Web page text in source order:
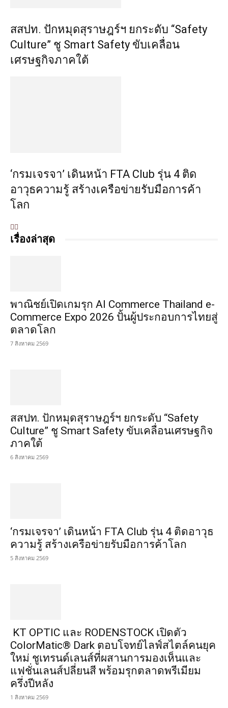
สสปท. ปักหมุดสุราษฎร์ฯ ยกระดับ “Safety
Culture” ชู Smart Safety ขับเคลื่อน
เศรษฐกิจภาคใต้
‘กรมเจรจา’ เดินหน้า FTA Club รุ่น 4 ติด
อาวุธความรู้ สร้างเครือข่ายรับมือการค้า
โลก
เรื่องล่าสุด
พาณิชย์เปิดเกมรุก AI Commerce Thailand e-
Commerce Expo 2026 ปั้นผู้ประกอบการไทยสู่
ตลาดโลก
7 สิงหาคม 2569
สสปท. ปักหมุดสุราษฎร์ฯ ยกระดับ “Safety
Culture” ชู Smart Safety ขับเคลื่อนเศรษฐกิจ
ภาคใต้
6 สิงหาคม 2569
‘กรมเจรจา’ เดินหน้า FTA Club รุ่น 4 ติดอาวุธ
ความรู้ สร้างเครือข่ายรับมือการค้าโลก
5 สิงหาคม 2569
KT OPTIC และ RODENSTOCK เปิดตัว
ColorMatic® Dark ตอบโจทย์ไลฟ์สไตล์คนยุค
ใหม่ ชูเทรนด์เลนส์ที่ผสานการมองเห็นและ
แฟชั่นเลนส์ปลี่ยนสี พร้อมรุกตลาดพรีเมียม
ครึ่งปีหลัง
1 สิงหาคม 2569